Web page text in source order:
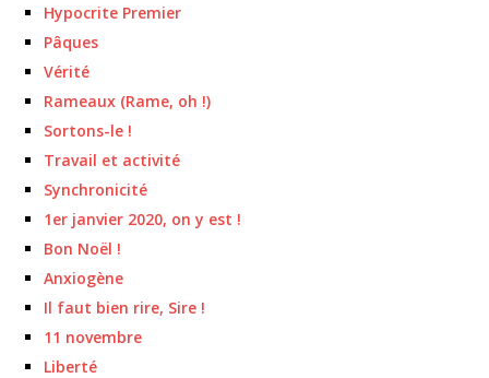
Hypocrite Premier
Pâques
Vérité
Rameaux (Rame, oh !)
Sortons-le !
Travail et activité
Synchronicité
1er janvier 2020, on y est !
Bon Noël !
Anxiogène
Il faut bien rire, Sire !
11 novembre
Liberté